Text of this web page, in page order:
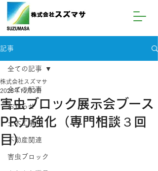
記事
全ての記事
お知らせ
土木工事
不動産関連
害虫ブロック
全ての記事
害虫ブロック展示会ブース
PR力強化（専門相談３回
目）
株式会社スズマサ
2025年12月3日